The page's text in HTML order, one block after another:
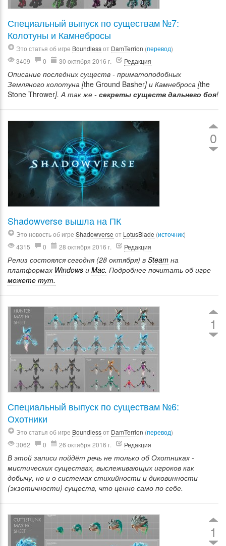
Специальный выпуск по существам №7:
Колотуны и Камнебросы
Это статья об игре Boundlessот DamTerrion (перевод)
3409
0 30 октября 2016 г. Редакция
Описание последних существ - приматоподобных
Земляного колотуна [the Ground Basher] и Камнеброса [the
Stone Thrower]. А так же - секреты существ дальнего боя!
0
Shadowverse вышла на ПК
Это новость об игре Shadowverse от LotusBlade (источник)
4315
0 28 октября 2016 г. Редакция
Релиз состоялся сегодня (28 октября) в Steam на
платформах Windows и Mac. Подробнее почитать об игре
можете тут.
1
Специальный выпуск по существам №6:
Охотники
Это статья об игре Boundlessот DamTerrion (перевод)
3062
0 26 октября 2016 г. Редакция
В этой записи пойдёт речь не только об Охотниках -
мистических существах, выслеживающих игроков как
добычу, но и о системах стихийности и диковинности
(экзотичности) существ, что ценно само по себе.
1